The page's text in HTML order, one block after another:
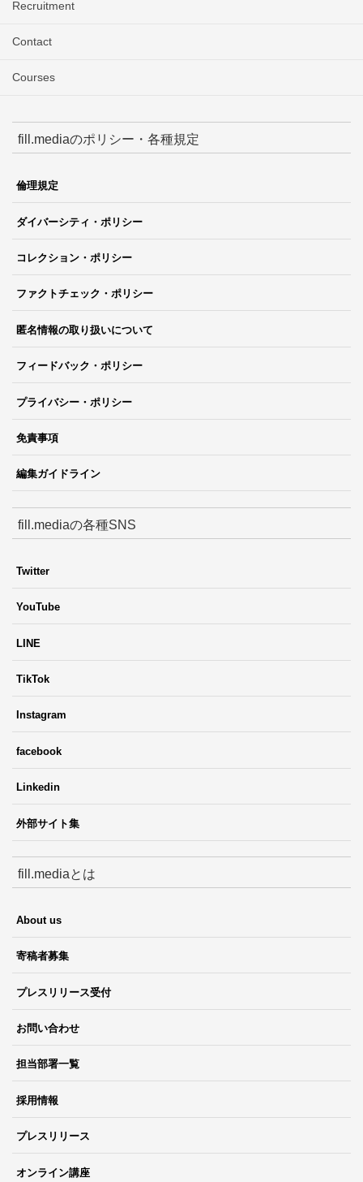
Recruitment
Contact
Courses
fill.mediaのポリシー・各種規定
倫理規定
ダイバーシティ・ポリシー
コレクション・ポリシー
ファクトチェック・ポリシー
匿名情報の取り扱いについて
フィードバック・ポリシー
プライバシー・ポリシー
免責事項
編集ガイドライン
fill.mediaの各種SNS
Twitter
YouTube
LINE
TikTok
Instagram
facebook
Linkedin
外部サイト集
fill.mediaとは
About us
寄稿者募集
プレスリリース受付
お問い合わせ
担当部署一覧
採用情報
プレスリリース
オンライン講座